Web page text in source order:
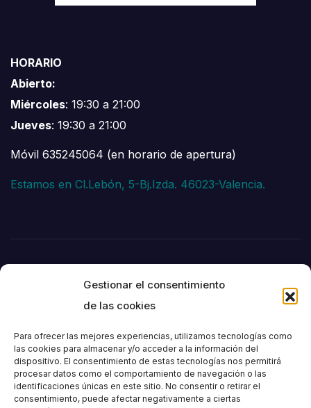
Gestionar el consentimiento
de las cookies
Para ofrecer las mejores experiencias, utilizamos tecnologías como
las cookies para almacenar y/o acceder a la información del
dispositivo. El consentimiento de estas tecnologías nos permitirá
procesar datos como el comportamiento de navegación o las
identificaciones únicas en este sitio. No consentir o retirar el
consentimiento, puede afectar negativamente a ciertas
HORARIO
Abierto:
Miércoles: 19:30 a 21:00
Jueves: 19:30 a 21:00
Móvil 635245064 (en horario de apertura)
Estamos en Cl.Lebón, 5-Bj.Izda. 46023-Valencia.
Societat